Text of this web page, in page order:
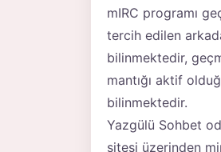
mIRC programı
tercih edilen
bilinmektedir,
mantığı aktif
bilinmektedir.
Yazgülü Sohbet
sitesi üzerinden